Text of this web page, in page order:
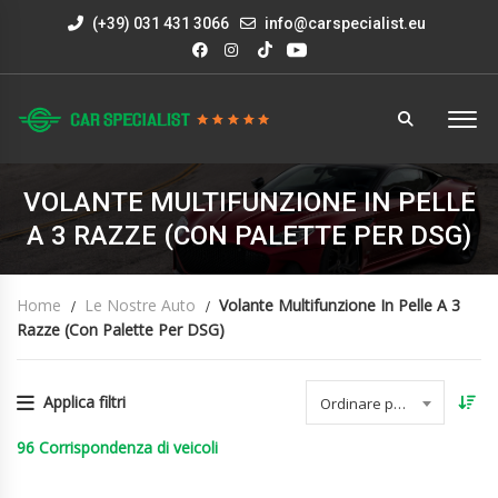
(+39) 031 431 3066 info@carspecialist.eu
VOLANTE MULTIFUNZIONE IN PELLE
A 3 RAZZE (CON PALETTE PER DSG)
Home Le Nostre Auto
Volante Multifunzione In Pelle A 3
Razze (con Palette Per DSG)
Applica filtri Ordinare per data
96 Corrispondenza di veicoli